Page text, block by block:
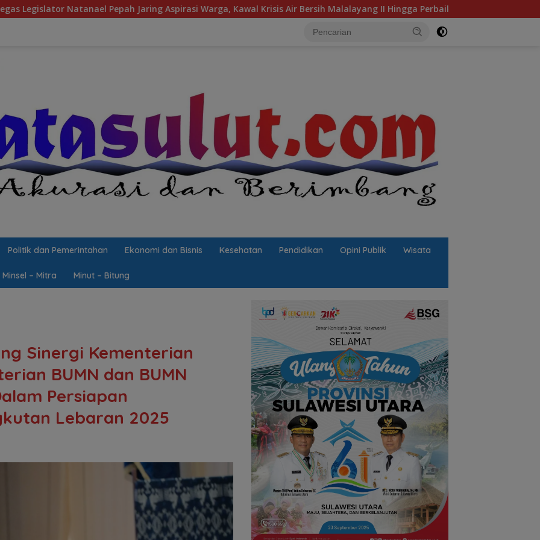
Jaring Aspirasi Warga, Kawal Krisis Air Bersih Malalayang II Hingga Perbaikan Infrastruktur
Politik dan Pemerintahan Ekonomi dan Bisnis Kesehatan Pendidikan Opini Publik Wisata
Minsel – Mitra Minut – Bitung
Sinergi Kementerian
BUMN dan BUMN
Persiapan
Lebaran 2025